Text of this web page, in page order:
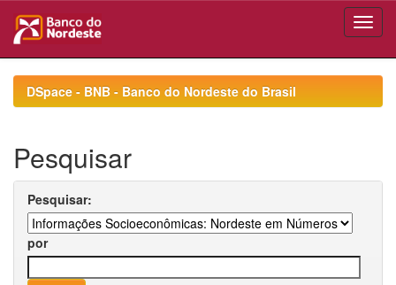
navigationDSpace - BNB - Banco do Nordeste do Brasil
Pesquisar
Pesquisar:
por